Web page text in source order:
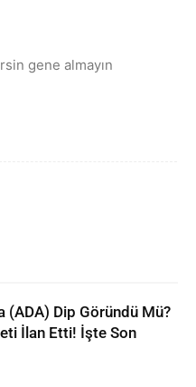
gene almayın
(ADA) Dip Göründü Mü?
İlan Etti! İşte Son